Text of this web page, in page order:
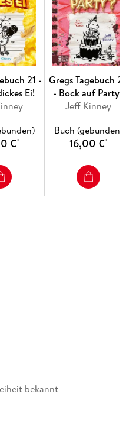
21 -
Ei!
€*
Gregs Tagebuch
- Bock auf Party?
Jeff Kinney
Buch (gebunden)
16,00 €*
bekannt